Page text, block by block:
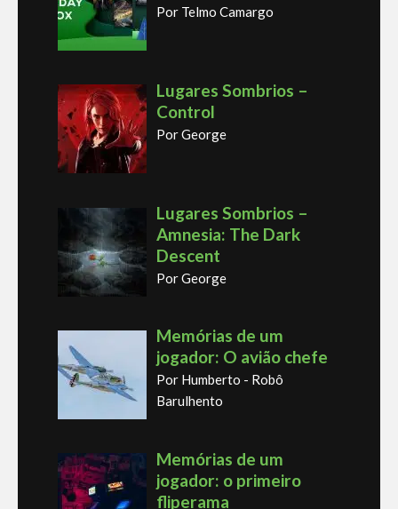
Por Telmo Camargo
Lugares Sombrios –
Control
Por George
Lugares Sombrios –
Amnesia: The Dark
Descent
Por George
Memórias de um
jogador: O avião chefe
Por Humberto - Robô
Barulhento
Memórias de um
jogador: o primeiro
fliperama